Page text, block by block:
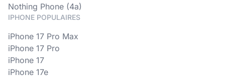
Nothing Phone (4a)
IPHONE POPULAIRES
iPhone 17 Pro Max
iPhone 17 Pro
iPhone 17
iPhone 17e